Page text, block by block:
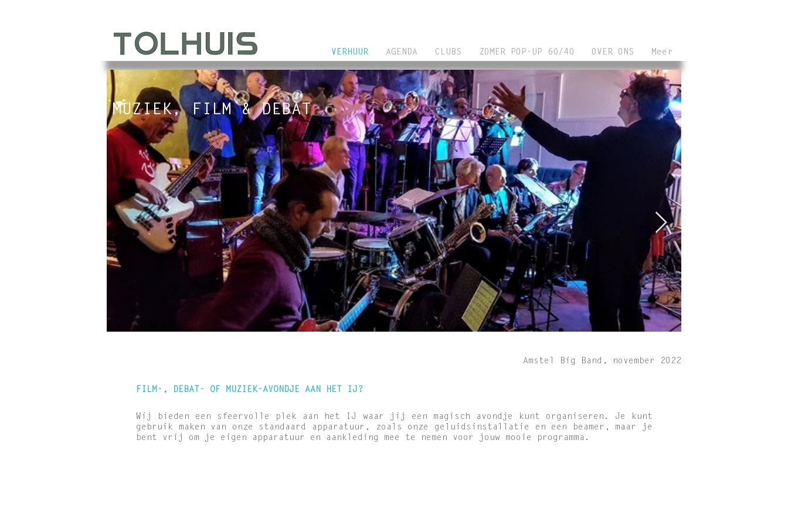
VERHUUR AGENDA CLUBS ZOMER POP-UP 60/40 OVER ONS Meer
Amstel Big Band, november 2022
MUZIEK, FILM & DEBAT
FILM-, DEBAT- OF MUZIEK-AVONDJE AAN HET IJ?
Wij bieden een sfeervolle plek aan het IJ waar jij een magisch avondje kunt organiseren. Je kunt
gebruik maken van onze standaard apparatuur, zoals onze geluidsinstallatie en een beamer, maar je
bent vrij om je eigen apparatuur en aankleding mee te nemen voor jouw mooie programma.